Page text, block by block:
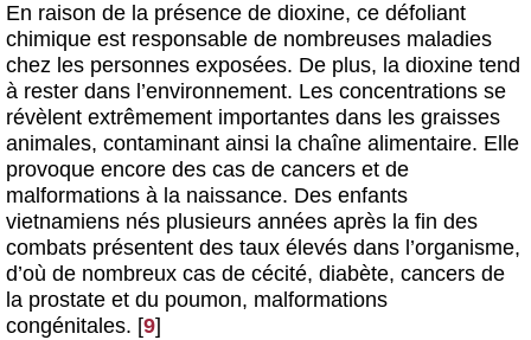
En raison de la présence de dioxine, ce défoliant
chimique est responsable de nombreuses maladies
chez les personnes exposées. De plus, la dioxine tend
à rester dans l’environnement. Les concentrations se
révèlent extrêmement importantes dans les graisses
animales, contaminant ainsi la chaîne alimentaire. Elle
provoque encore des cas de cancers et de
malformations à la naissance. Des enfants
vietnamiens nés plusieurs années après la fin des
combats présentent des taux élevés dans l’organisme,
d’où de nombreux cas de cécité, diabète, cancers de
la prostate et du poumon, malformations
congénitales. [9]